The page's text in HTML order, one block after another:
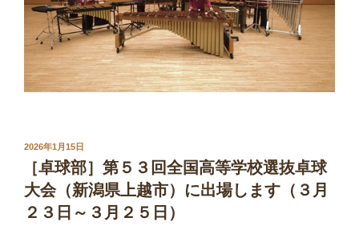
投
日:
2026年1月15日
［卓球部］第５３回全国高等学校選抜卓球
大会（新潟県上越市）に出場します（３月
２３日～３月２５日）